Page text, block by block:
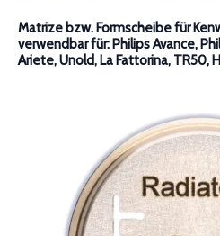
Matrize bzw. Formscheibe für
verwendbar für: Philips Avance,
Ariete, Unold, La Fattorina, TR50,